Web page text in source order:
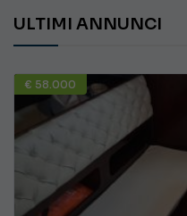
ULTIMI ANNUNCI
€ 58.000